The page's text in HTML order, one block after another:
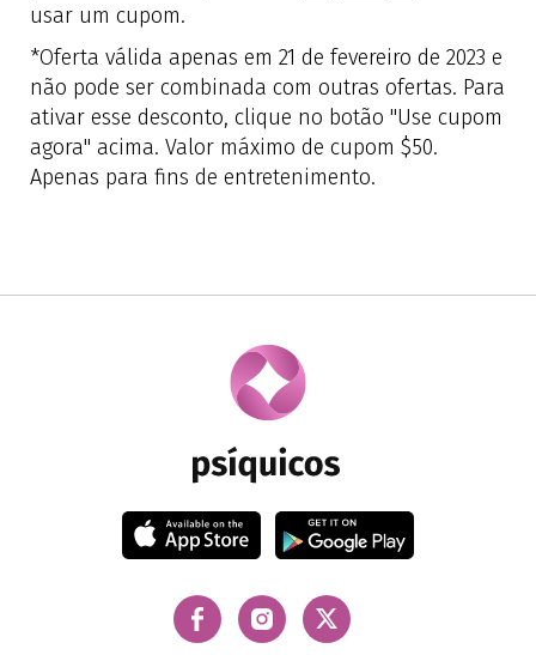
usar um cupom.
*Oferta válida apenas em 21 de fevereiro de 2023 e
não pode ser combinada com outras ofertas. Para
ativar esse desconto, clique no botão "Use cupom
agora" acima. Valor máximo de cupom $50.
Apenas para fins de entretenimento.